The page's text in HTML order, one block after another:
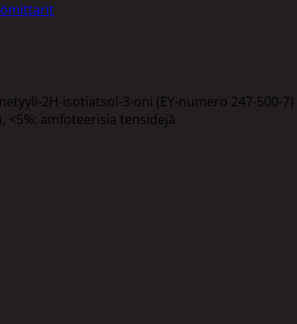
2H-isotiatsol-3-oni (EY-numero 247-500-
<5%: amfoteerisia tensidejä